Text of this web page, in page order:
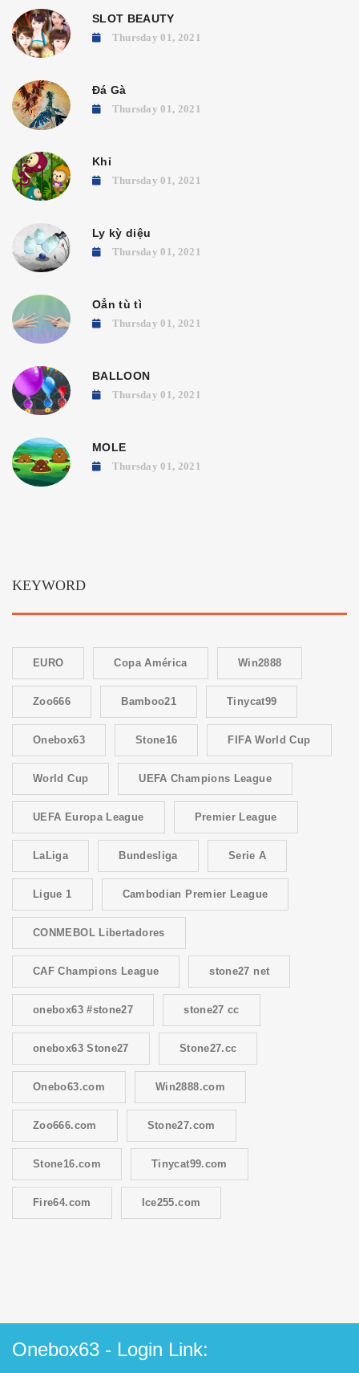
SLOT BEAUTY
Thursday 01, 2021
Đá Gà
Thursday 01, 2021
Khỉ
Thursday 01, 2021
Ly kỳ diệu
Thursday 01, 2021
Oẳn tù tì
Thursday 01, 2021
BALLOON
Thursday 01, 2021
MOLE
Thursday 01, 2021
KEYWORD
EURO Copa América Win2888
Zoo666 Bamboo21 Tinycat99
Onebox63 Stone16 FIFA World Cup
World Cup UEFA Champions League
UEFA Europa League Premier League
LaLiga Bundesliga Serie A
Ligue 1 Cambodian Premier League
CONMEBOL Libertadores
CAF Champions League stone27 net
onebox63 #stone27 stone27 cc
onebox63 Stone27 Stone27.cc
Onebo63.com Win2888.com
Zoo666.com Stone27.com
Stone16.com Tinycat99.com
Fire64.com Ice255.com
Onebox63 - Login Link: